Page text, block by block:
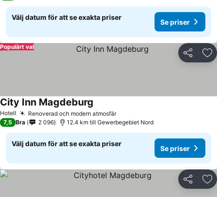
Välj datum för att se exakta priser
Se priser
Dela
Populärt val
Hotell Renoverad och modern atmosfär
City Inn Magdeburg
7,5 Bra 2 096 12.4 km till Gewerbegebiet Nord
Välj datum för att se exakta priser
Se priser
Dela